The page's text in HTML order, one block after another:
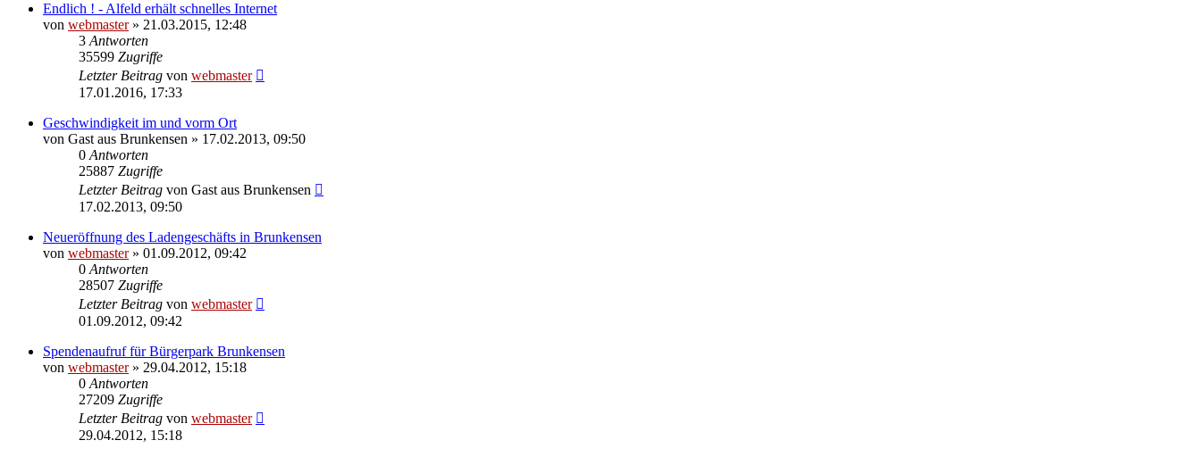
Endlich ! - Alfeld erhält schnelles Internet
von webmaster» 21.03.2015, 12:48
3 Antworten
35599 Zugriffe
Letzter Beitrag von webmaster
17.01.2016, 17:33
Geschwindigkeit im und vorm Ort
von Gast aus Brunkensen » 17.02.2013, 09:50
0 Antworten
25887 Zugriffe
Letzter Beitrag von Gast aus Brunkensen
17.02.2013, 09:50
Neueröffnung des Ladengeschäfts in Brunkensen
von webmaster» 01.09.2012, 09:42
0 Antworten
28507 Zugriffe
Letzter Beitrag von webmaster
01.09.2012, 09:42
Spendenaufruf für Bürgerpark Brunkensen
von webmaster» 29.04.2012, 15:18
0 Antworten
27209 Zugriffe
Letzter Beitrag von webmaster
29.04.2012, 15:18